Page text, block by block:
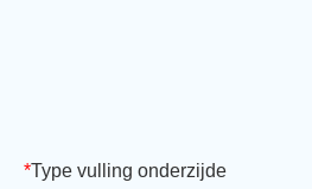
*Type vulling onderzijde